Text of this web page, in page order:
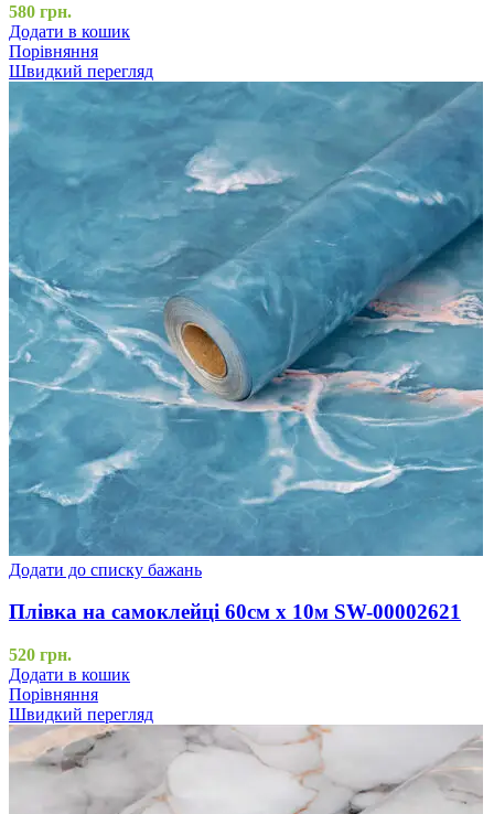
580 грн.
Додати в кошик
Порівняння
Швидкий перегляд
Додати до списку бажань
Плівка на самоклейці 60см х 10м SW-00002621
520 грн.
Додати в кошик
Порівняння
Швидкий перегляд